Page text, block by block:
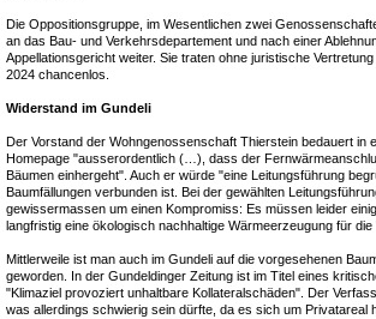
Die Oppositionsgruppe, im Wesentlichen zwei
an das Bau- und Verkehrsdepartement und nach einer
Appellationsgericht weiter. Sie traten ohne juristische
2024 chancenlos.
Widerstand im Gundeli
Der Vorstand der Wohngenossenschaft Thierstein bedauert in
Homepage "ausserordentlich (…), dass der
Bäumen einhergeht". Auch er würde "eine Leitungsführung
Baumfällungen verbunden ist. Bei der gewählten
gewissermassen um einen Kompromiss: Es müssen leider
langfristig eine ökologisch nachhaltige Wärmeerzeugung für
Mittlerweile ist man auch im Gundeli auf die vorgesehenen
geworden. In der Gundeldinger Zeitung ist im Titel eines
"Klimaziel provoziert unhaltbare Kollateralschäden". Der
was allerdings schwierig sein dürfte, da es sich um Privatareal